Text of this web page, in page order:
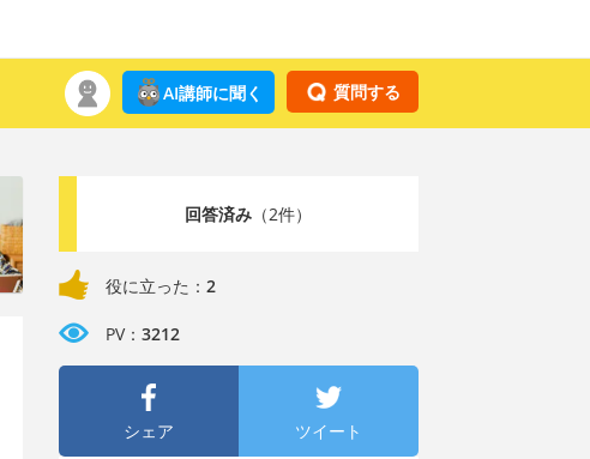
質問する
AI講師に聞く
回答済み（2件）
役に立った： 2
PV： 3212
シェア ツイート